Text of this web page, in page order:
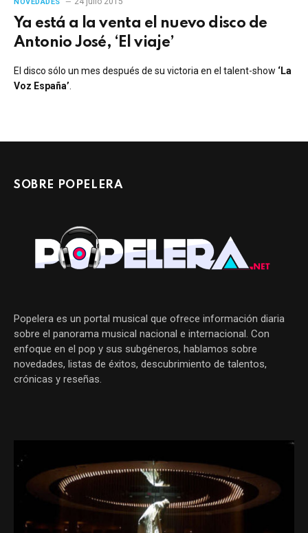
Ya está a la venta el nuevo disco de
Antonio José, ‘El viaje’
El disco sólo un mes después de su victoria en el talent-show ‘La
Voz España’
SOBRE POPELERA
Popelera es un portal musical que ofrece información diaria
sobre el panorama musical nacional e internacional. Con
enfoque en el pop y sus subgéneros, hablamos sobre
novedades, listas de éxitos, descubrimiento de talentos,
crónicas y reseñas.